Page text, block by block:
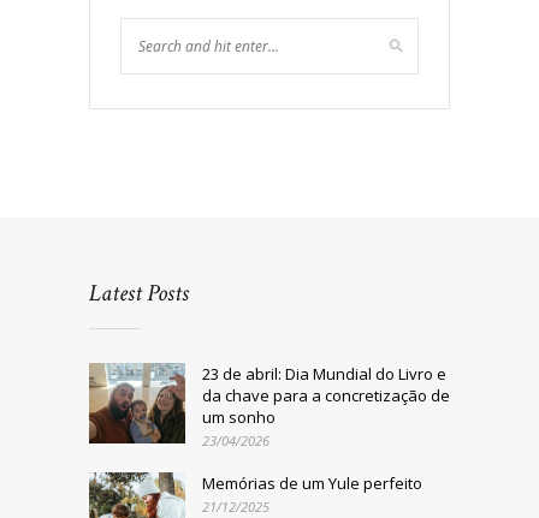
Latest Posts
23 de abril: Dia Mundial do Livro e
da chave para a concretização de
um sonho
23/04/2026
Memórias de um Yule perfeito
21/12/2025